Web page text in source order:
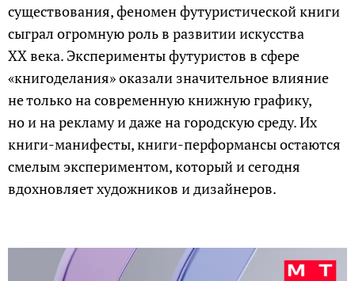
существования, феномен футуристической книги
сыграл огромную роль в развитии искусства
XX века. Эксперименты футуристов в сфере
«книгоделания» оказали значительное влияние
не только на современную книжную графику,
но и на рекламу и даже на городскую среду. Их
книги-манифесты, книги-перформансы остаются
смелым экспериментом, который и сегодня
вдохновляет художников и дизайнеров.